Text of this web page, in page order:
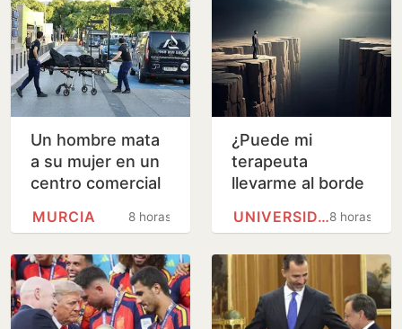
Un hombre mata
a su mujer en un
centro comercial
huir
8 horas
MURCIA
¿Puede mi
terapeuta
llevarme al borde
Analizamos la8 horas
UNIVERSIDAD DE BARCELONA